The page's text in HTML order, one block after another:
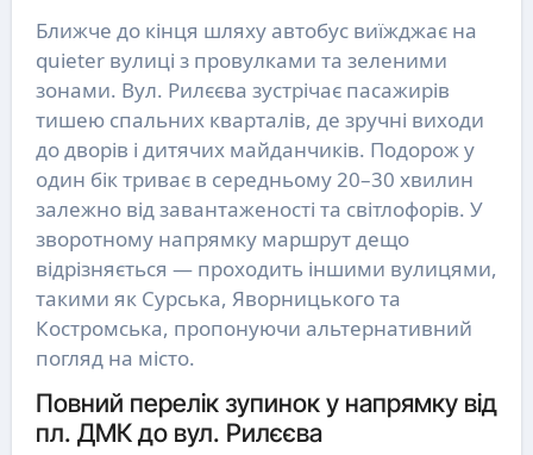
Ближче до кінця шляху автобус виїжджає на
quieter вулиці з провулками та зеленими
зонами. Вул. Рилєєва зустрічає пасажирів
тишею спальних кварталів, де зручні виходи
до дворів і дитячих майданчиків. Подорож у
один бік триває в середньому 20–30 хвилин
залежно від завантаженості та світлофорів. У
зворотному напрямку маршрут дещо
відрізняється — проходить іншими вулицями,
такими як Сурська, Яворницького та
Костромська, пропонуючи альтернативний
погляд на місто.
Повний перелік зупинок у напрямку від
пл. ДМК до вул. Рилєєва